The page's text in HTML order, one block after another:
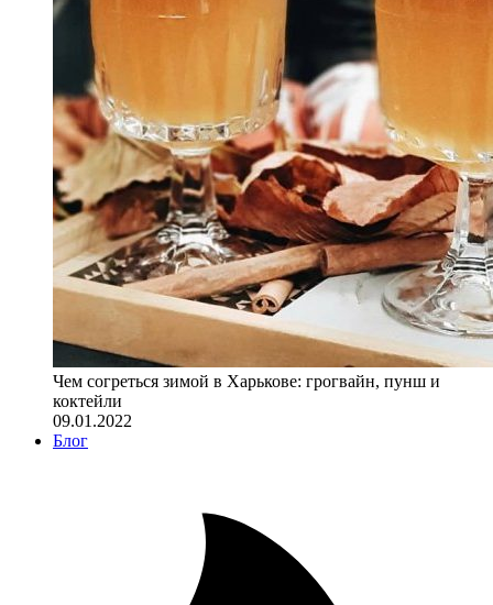
Чем согреться зимой в Харькове: грогвайн, пунш и
коктейли
09.01.2022
Блог